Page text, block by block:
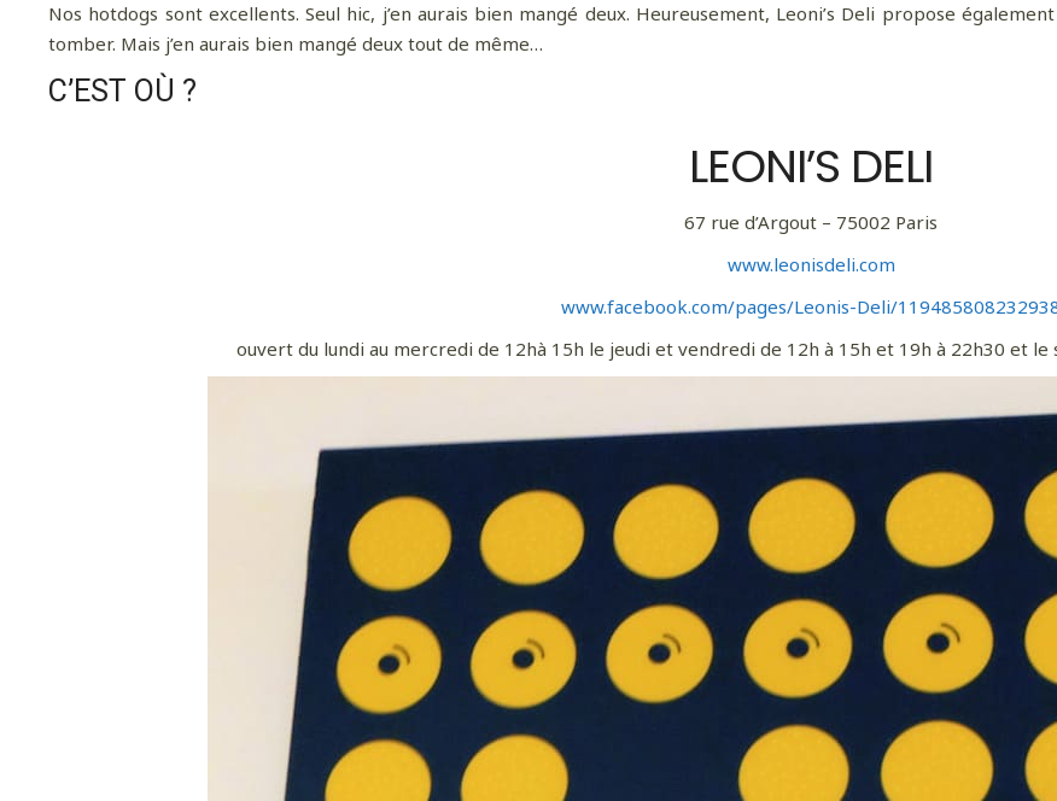
Nos hotdogs sont excellents. Seul hic, j’en aurais bien mangé deux. Heureusement, Leoni’s Deli propose
tomber. Mais j’en aurais bien mangé deux tout de même…
C’EST OÙ ?
LEONI’S DELI
67 rue d’Argout – 75002 Paris
www.leonisdeli.com
www.facebook.com/pages/Leonis-Deli/
ouvert du lundi au mercredi de 12hà 15h le jeudi et vendredi de 12h à 15h et 19h à 22h30 et le